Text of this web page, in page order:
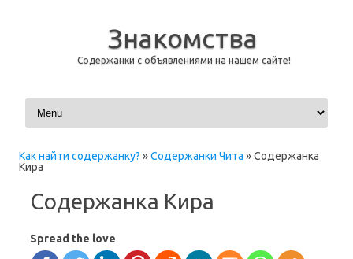
Знакомства
Содержанки с объявлениями на нашем сайте!
Перейти к содержимому
Как найти содержанку? »Содержанки Чита »Содержанка
Кира
Содержанка Кира
Spread the love